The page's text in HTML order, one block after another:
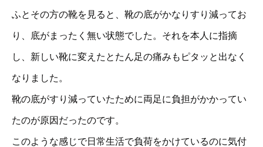
ふとその方の靴を見ると、靴の底がかなりすり減ってお
り、底がまったく無い状態でした。それを本人に指摘
し、新しい靴に変えたとたん足の痛みもピタッと出なく
なりました。
靴の底がすり減っていたために両足に負担がかかってい
たのが原因だったのです。
このような感じで日常生活で負荷をかけているのに気付